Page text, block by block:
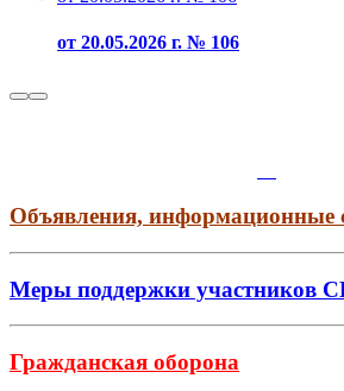
от 20.05.2026 г. № 106
Объявления, информационные
Меры поддержки участников
Гражданская оборона